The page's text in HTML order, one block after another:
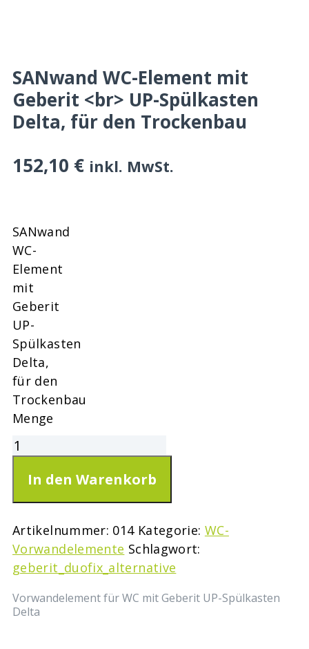
SANwand WC-Element mit
Geberit <br> UP-Spülkasten
Delta, für den Trockenbau
152,10 € inkl. MwSt.
SANwand
WC-
Element
mit
Geberit
UP-
Spülkasten
Delta,
für den
Trockenbau
Menge
In den Warenkorb
Artikelnummer: 014 Kategorie: WC-
Vorwandelemente Schlagwort:
geberit_duofix_alternative
Vorwandelement für WC mit Geberit UP-Spülkasten
Delta